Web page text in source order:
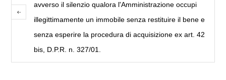
avverso il silenzio qualora l'Amministrazione occupi
illegittimamente un immobile senza restituire il bene e
senza esperire la procedura di acquisizione ex art. 42
bis, D.P.R. n. 327/01.